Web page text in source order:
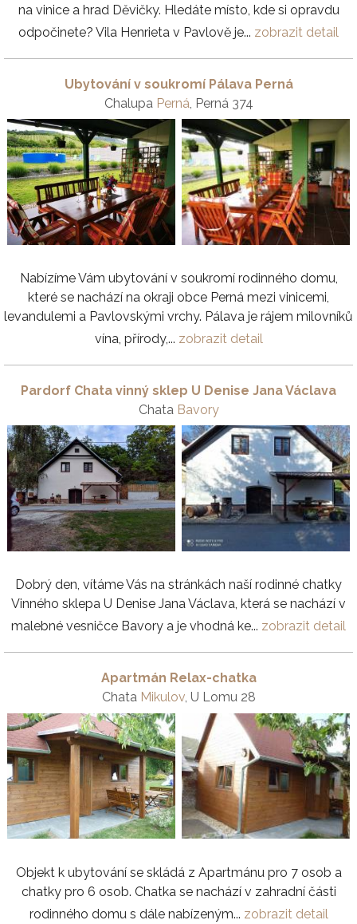
na vinice a hrad Děvičky. Hledáte místo, kde si opravdu
odpočinete? Vila Henrieta v Pavlově je... zobrazit detail
Ubytování v soukromí Pálava Perná
Chalupa Perná, Perná 374
Nabízíme Vám ubytování v soukromí rodinného domu,
které se nachází na okraji obce Perná mezi vinicemi,
levandulemi a Pavlovskými vrchy. Pálava je rájem milovníků
vína, přírody,... zobrazit detail
Pardorf Chata vinný sklep U Denise Jana Václava
Chata Bavory
Dobrý den, vítáme Vás na stránkách naší rodinné chatky
Vinného sklepa U Denise Jana Václava, která se nachází v
malebné vesničce Bavory a je vhodná ke... zobrazit detail
Apartmán Relax-chatka
Chata Mikulov, U Lomu 28
Objekt k ubytování se skládá z Apartmánu pro 7 osob a
chatky pro 6 osob. Chatka se nachází v zahradní části
rodinného domu s dále nabízeným... zobrazit detail